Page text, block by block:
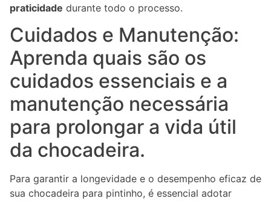
praticidade durante todo o processo.
Cuidados e Manutenção:
Aprenda quais são os
cuidados essenciais e a
manutenção necessária
para prolongar a vida útil
da chocadeira.
Para garantir a longevidade e o desempenho eficaz de
sua chocadeira para pintinho, é essencial adotar